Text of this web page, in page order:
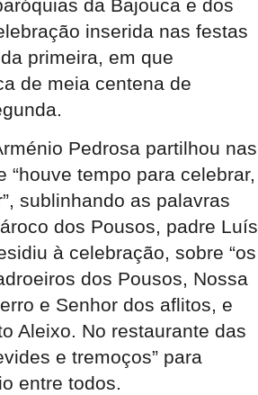
da Bajouca e dos
inserida nas festas
primeira, em que
de meia centena de
Pedrosa partilhou nas
“houve tempo para celebrar,
sublinhando as palavras
dos Pousos, padre Luís
à celebração, sobre “os
dos Pousos, Nossa
e Senhor dos aflitos, e
Aleixo. No restaurante das
e tremoços” para
entre todos.